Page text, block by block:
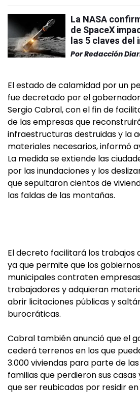
La NASA
de SpaceX
las 5 claves del
PorRedacción
El estado de calamidad por un
fue decretado por el
Sergio Cabral, con el fin de
de las empresas que
infraestructuras destruidas y la
materiales necesarios, informó
La medida se extiende las
por las inundaciones y los
que sepultaron cientos de
las faldas de las montañas.
El decreto facilitará los trabajos
ya que permite que los
municipales contraten
trabajadores y adquieran
abrir licitaciones públicas y
burocráticas.
Cabral también anunció que el
cederá terrenos en los que
3.000 viviendas para parte de
familias que perdieron sus
que ser reubicadas por residir